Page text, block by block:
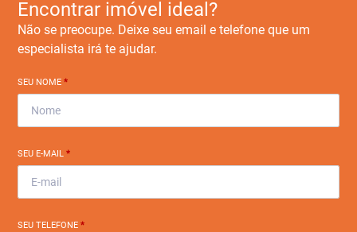
Encontrar imóvel ideal?
Não se preocupe. Deixe seu email e telefone que um
especialista irá te ajudar.
SEU NOME*
SEU E-MAIL*
SEU TELEFONE*